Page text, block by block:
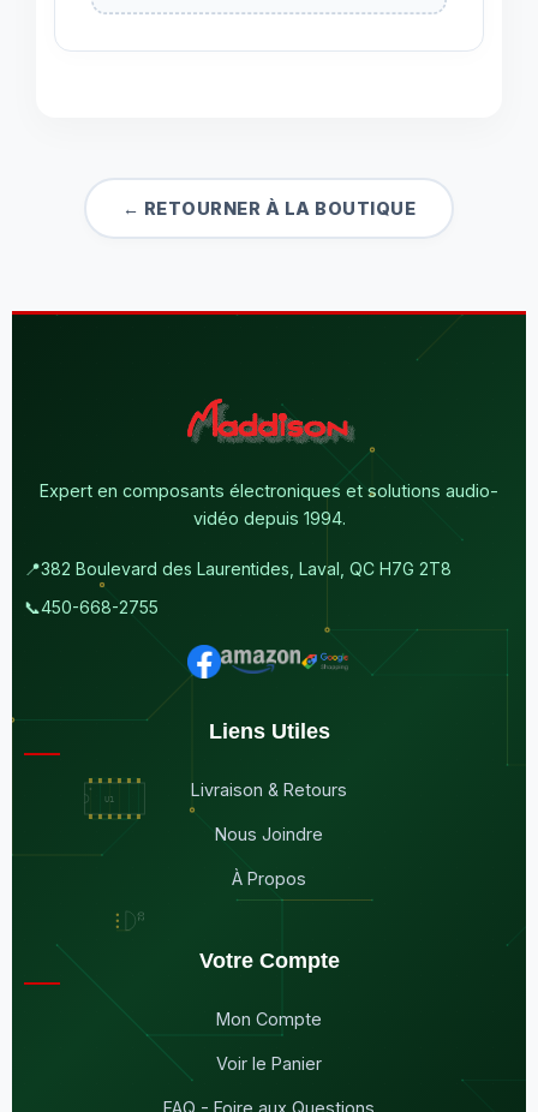
← RETOURNER À LA BOUTIQUE
Expert en composants électroniques et solutions audio-
vidéo depuis 1994.
📍382 Boulevard des Laurentides, Laval, QC H7G 2T8
📞450-668-2755
Liens Utiles
Livraison & Retours
Nous Joindre
À Propos
Votre Compte
Mon Compte
Voir le Panier